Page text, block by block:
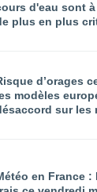
d'eau sont
plus en plus
d’orages
modèles
sur les
en France